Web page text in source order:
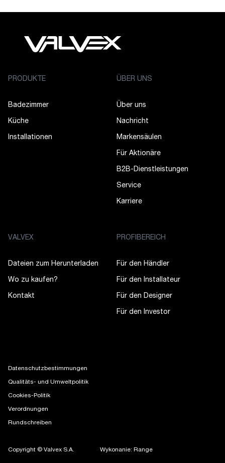
PRODUKTE
Badezimmer
Küche
Installationen
ÜBER UNS
Über uns
Nachricht
Markensäulen
Für Aktionäre
B2B-Dienstleistungen
Service
Karriere
VALVEX
Dateien zum Herunterladen
Wo zu kaufen?
Kontakt
PROFIBEREICH
Für den Händler
Für den Installateur
Für den Designer
Für den Investor
Datenschutzbestimmungen
Qualitäts- und Umweltpolitik
Cookies-Politik
Verordnungen
Rundschreiben
Copyright © Valvex S.A. Wykonanie: Range